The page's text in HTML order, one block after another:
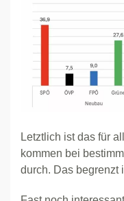
Letztlich ist das für
kommen bei
durch. Das begrenzt